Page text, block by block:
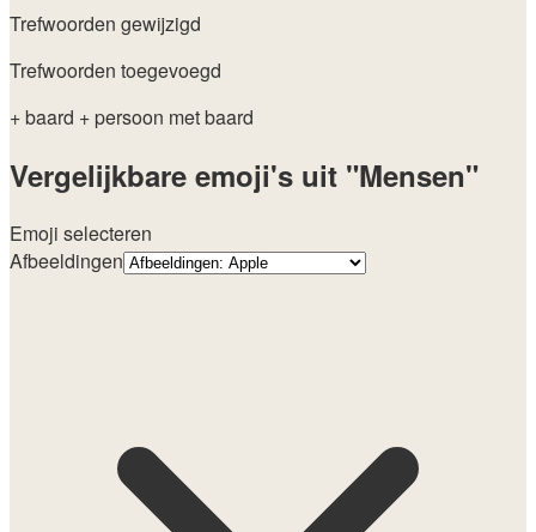
Trefwoorden gewijzigd
Trefwoorden toegevoegd
+ baard + persoon met baard
Vergelijkbare emoji's uit "Mensen"
Emoji selecteren
Afbeeldingen